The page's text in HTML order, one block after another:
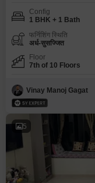
Config
1 BHK + 1 Bath
फर्निशिंग स्थिति
अर्ध-सुसज्जित
Floor
7th of 10 Floors
Vinay Manoj Gagat
5